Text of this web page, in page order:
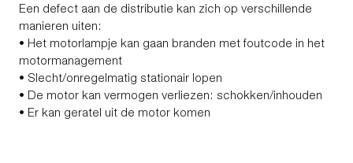
Een defect aan de distributie kan zich op verschillende
manieren uiten:
• Het motorlampje kan gaan branden met foutcode in het
motormanagement
• Slecht/onregelmatig stationair lopen
• De motor kan vermogen verliezen: schokken/inhouden
• Er kan geratel uit de motor komen